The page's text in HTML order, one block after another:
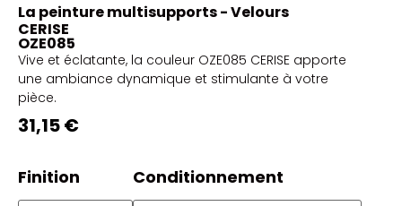
La peinture multisupports - Velours
CERISE
OZE085
Vive et éclatante, la couleur OZE085 CERISE apporte
une ambiance dynamique et stimulante à votre
pièce.
31,15 €
Finition Conditionnement